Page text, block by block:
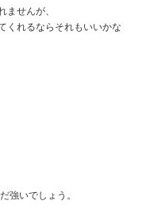
ませんが、
くれるならそれもいいかな
強いでしょう。